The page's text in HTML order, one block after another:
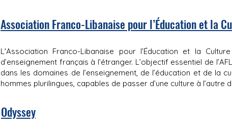
Association Franco-Libanaise pour l’Éducation et la
L'Association Franco-Libanaise pour l’Éducation et la
d’enseignement français à l’étranger. L’objectif essentiel de
dans les domaines de l’enseignement, de l’éducation et de la
hommes plurilingues, capables de passer d’une culture à l’autre
Odyssey